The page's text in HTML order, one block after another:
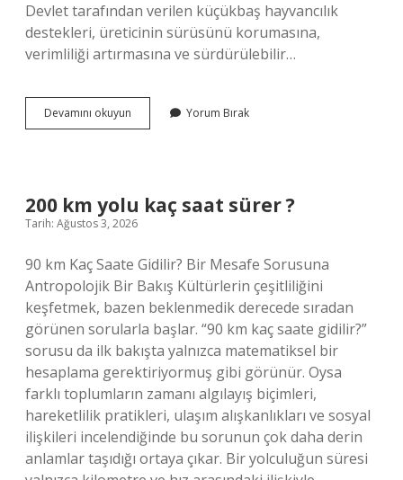
Devlet tarafından verilen küçükbaş hayvancılık
destekleri, üreticinin sürüsünü korumasına,
verimliliği artırmasına ve sürdürülebilir…
Devamını okuyun
koyun
?
Yorum Bırak
200 km yolu kaç saat sürer ?
Tarih: Ağustos 3, 2026
90 km Kaç Saate Gidilir? Bir Mesafe Sorusuna
Antropolojik Bir Bakış Kültürlerin çeşitliliğini
keşfetmek, bazen beklenmedik derecede sıradan
görünen sorularla başlar. “90 km kaç saate gidilir?”
sorusu da ilk bakışta yalnızca matematiksel bir
hesaplama gerektiriyormuş gibi görünür. Oysa
farklı toplumların zamanı algılayış biçimleri,
hareketlilik pratikleri, ulaşım alışkanlıkları ve sosyal
ilişkileri incelendiğinde bu sorunun çok daha derin
anlamlar taşıdığı ortaya çıkar. Bir yolculuğun süresi